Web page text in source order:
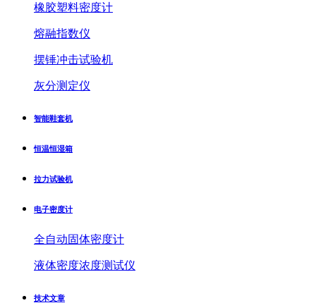
橡胶塑料密度计
熔融指数仪
摆锤冲击试验机
灰分测定仪
智能鞋套机
恒温恒湿箱
拉力试验机
电子密度计
全自动固体密度计
液体密度浓度测试仪
技术文章